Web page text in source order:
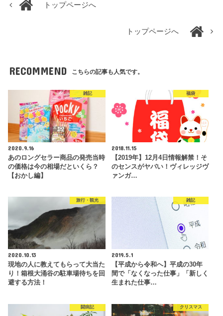
トップページへ
トップページへ
RECOMMEND こちらの記事も人気です。
雑記
2020.9.16
あのロングセラー商品の発売当時
の価格は今の相場だといくら？
【おかし編】
福袋
2018.11.15
【2019年】12月4日情報解禁！そ
のセンスがヤバい！ヴィレッジヴ
ァンガ…
旅行・観光
2020.10.13
現地の人に教えてもらって大当た
り！箱根大涌谷の駐車場待ちを回
避する方法！
雑記
2019.5.1
【平成から令和へ】平成の30年
間で「なくなった仕事」「新しく
生まれた仕事…
闘病記 クリスマス